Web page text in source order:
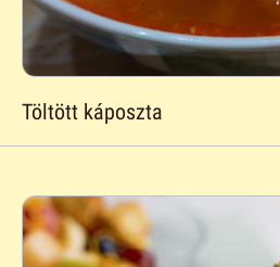
Töltött káposzta